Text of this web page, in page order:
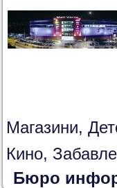
Магазини,
Кино,
Бюро